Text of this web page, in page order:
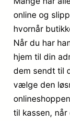
online og
hvornår
Når du har
hjem til din
dem sendt til
vælge den
til kassen,